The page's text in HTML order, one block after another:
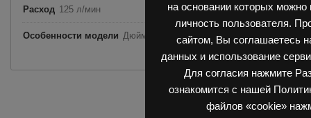
на основании которых
личность пользователя.
сайтом, Вы соглашаетесь
данных и использование
Для согласия нажмите
ознакомится с нашей
файлов «cookie»
Расход 125 л/мин
Особенности модели Дюймовый размер, Вал 40 мм